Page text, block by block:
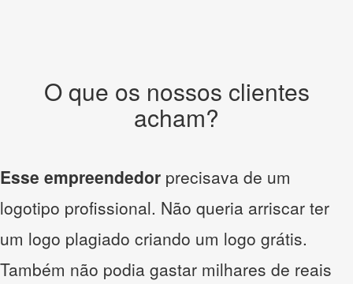
O que os nossos clientes
acham?
Esse empreendedor precisava de um
logotipo profissional. Não queria arriscar ter
um logo plagiado criando um logo grátis.
Também não podia gastar milhares de reais